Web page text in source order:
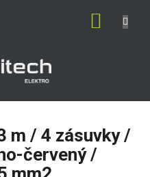
m / 4 zásuvky /
červený /